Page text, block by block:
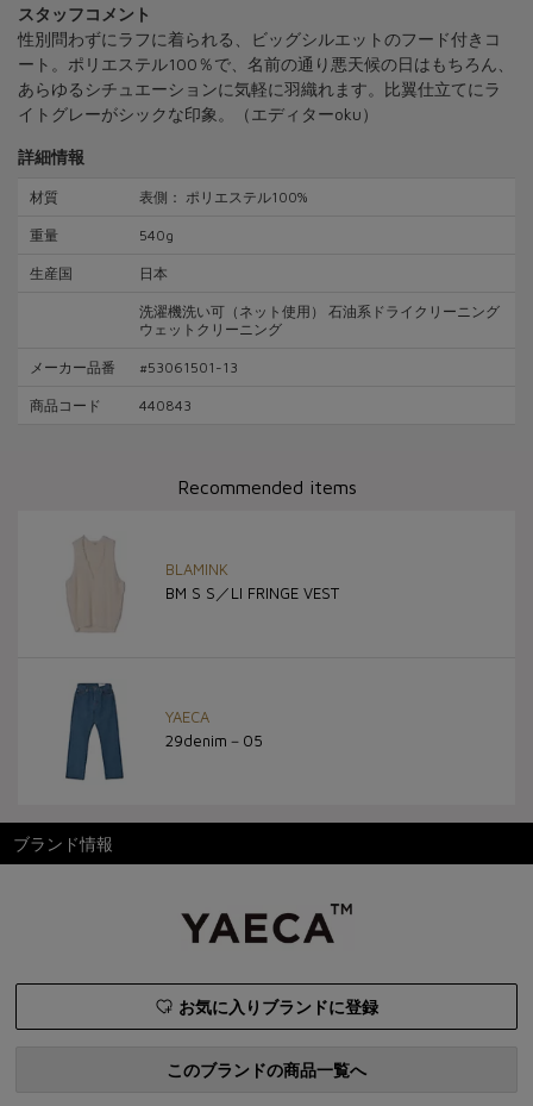
スタッフコメント
性別問わずにラフに着られる、ビッグシルエットのフード付きコ
ート。ポリエステル100％で、名前の通り悪天候の日はもちろん、
あらゆるシチュエーションに気軽に羽織れます。比翼仕立てにラ
イトグレーがシックな印象。（エディターoku）
詳細情報
材質 表側： ポリエステル100%
重量 540g
生産国 日本
洗濯機洗い可（ネット使用） 石油系ドライクリーニング
ウェットクリーニング
メーカー品番 #53061501-13
商品コード 440843
Recommended items
BLAMINK
BM S S／LI FRINGE VEST
YAECA
29denim－05
ブランド情報
お気に入りブランドに登録
このブランドの商品一覧へ